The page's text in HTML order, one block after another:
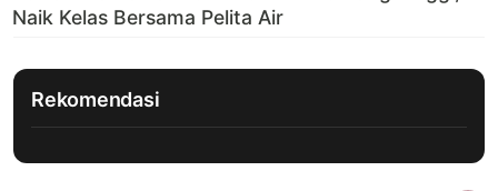
Rekomendasi